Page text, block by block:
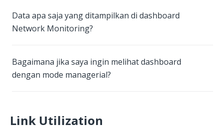
Data apa saja yang ditampilkan di dashboard
Network Monitoring?
Bagaimana jika saya ingin melihat dashboard
dengan mode managerial?
Link Utilization